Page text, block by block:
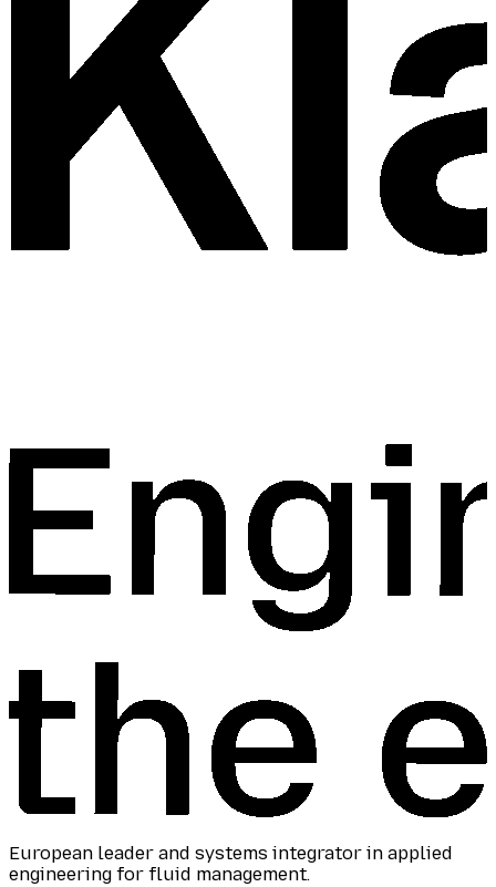
European leader and systems integrator in applied
engineering for fluid management.